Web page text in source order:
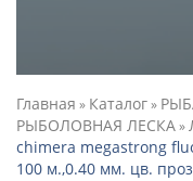
Главная » Каталог»
РЫБОЛОВНАЯ ЛЕСКА»
chimera megastrong
100 м.,0.40 мм. цв.